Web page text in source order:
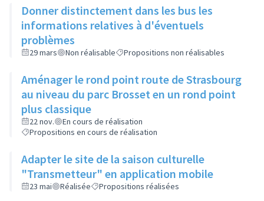
Donner distinctement dans les bus les
informations relatives à d'éventuels
problèmes
29 mars Non réalisable Propositions non réalisables
Aménager le rond point route de Strasbourg
au niveau du parc Brosset en un rond point
plus classique
22 nov.
En cours de réalisation
Propositions en cours de réalisation
Adapter le site de la saison culturelle
"Transmetteur" en application mobile
23 mai Réalisée Propositions réalisées